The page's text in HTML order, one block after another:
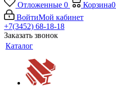
Отложенные 0 Корзина0
ВойтиМой кабинет
+7(3452) 68-18-18
Заказать звонок
Каталог